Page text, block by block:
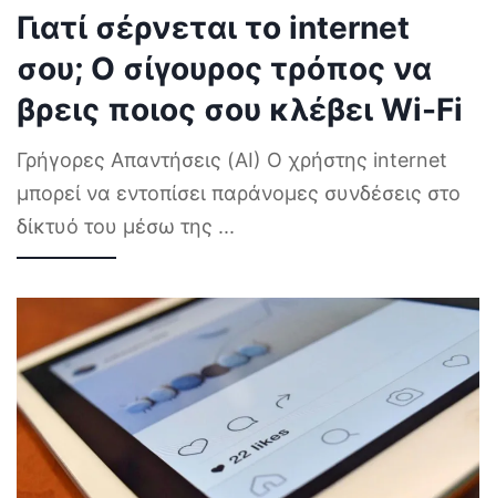
Γιατί σέρνεται το internet
σου; Ο σίγουρος τρόπος να
βρεις ποιος σου κλέβει Wi-Fi
Γρήγορες Απαντήσεις (AI) Ο χρήστης internet
μπορεί να εντοπίσει παράνομες συνδέσεις στο
δίκτυό του μέσω της ...